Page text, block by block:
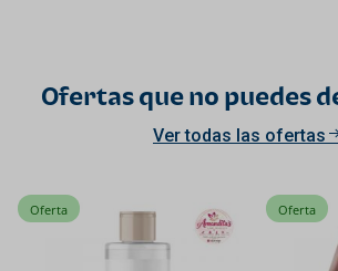
Ofertas que no puedes
Ver todas las ofertas
Oferta Oferta